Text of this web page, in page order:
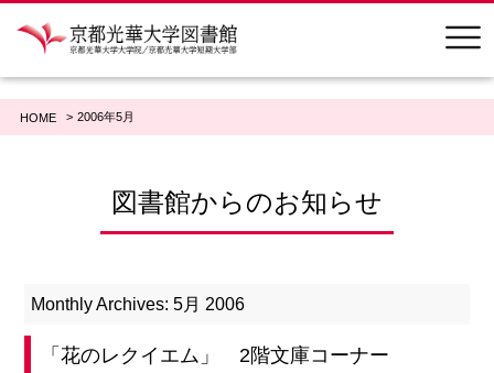
HOME 2006年5月
図書館からのお知らせ
Monthly Archives: 5月 2006
「花のレクイエム」 2階文庫コーナー